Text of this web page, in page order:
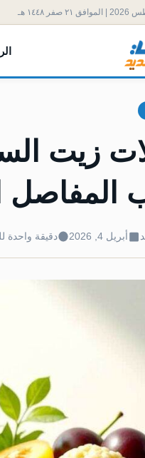
زيت
المفاصل
أبريل 4, 2026 دقيقة واحدة